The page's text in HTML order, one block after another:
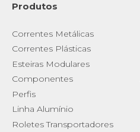
Produtos
Correntes Metálicas
Correntes Plásticas
Esteiras Modulares
Componentes
Perfis
Linha Alumínio
Roletes Transportadores